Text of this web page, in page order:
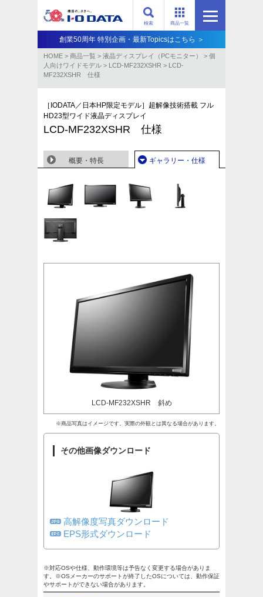
商品一覧
検索
創業50周年 特別企画・最新Topicsはこちら ＞
HOME > 商品一覧 > 液晶ディスプレイ（PCモニター） > 個
人向けワイドモデル > LCD-MF232XSHR > LCD-
MF232XSHR 仕様
［IODATA／日本HP限定モデル］超解像技術搭載 フル
HD23型ワイド液晶ディスプレイ
LCD-MF232XSHR 仕様
概要・特長 ギャラリー・仕様
LCD-MF232XSHR 斜め
※商品写真はイメージです。実際の外観とは異なる場合があります。
その他画像ダウンロード
高解像度写真ダウンロード
EPS形式ダウンロード
※対応OSや仕様、動作環境等は予告なく変更する場合がありま
す。※OSメーカーのサポートが終了したOSについては、動作保証
やサポートができない場合があります。